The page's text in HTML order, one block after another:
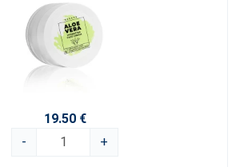
19.50 €
-
+